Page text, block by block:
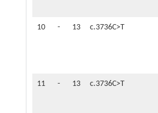
10 - 13 c.3736C>T
11 - 13 c.3736C>T